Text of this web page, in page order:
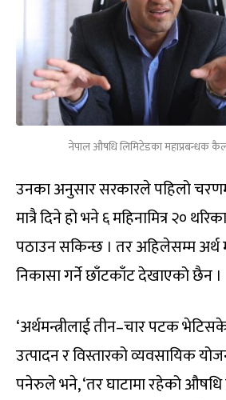
नेपाल औषधि लिमिटेडका महाप्रबन्धक
उनका अनुसार सरकारले पहिलो
मात्रै दिने हो भने ६ महिनामित्र २०
पठाउन सकिन्छ । तर अहिलेसम्म अर्थ
निकासा गर्ने छाँटकाँट देखाएको छैन ।
‘अर्थमन्त्रीलाई तीन–चार पटक
उत्पादन र विस्तारको व्यवसायिक
पनेरुले भने, ‘तर घाटामा रहेको